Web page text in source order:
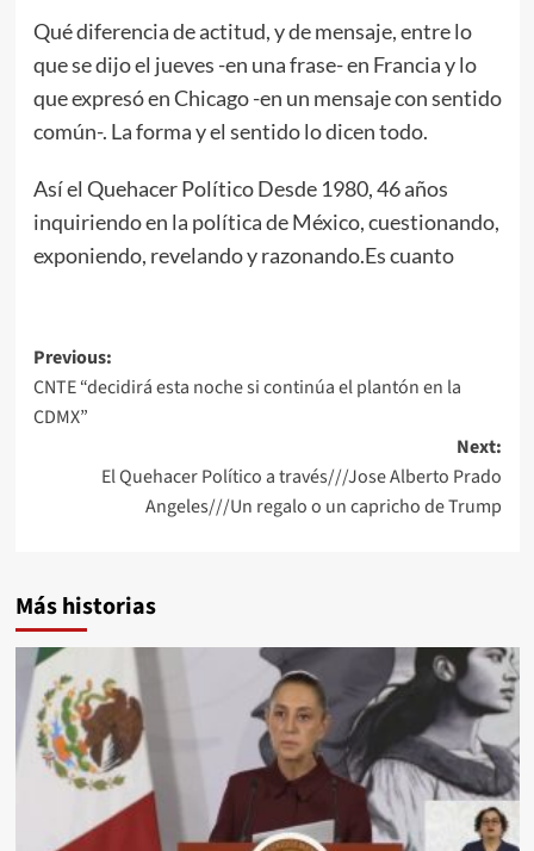
Qué diferencia de actitud, y de mensaje, entre lo
que se dijo el jueves -en una frase- en Francia y lo
que expresó en Chicago -en un mensaje con sentido
común-. La forma y el sentido lo dicen todo.
Así el Quehacer Político Desde 1980, 46 años
inquiriendo en la política de México, cuestionando,
exponiendo, revelando y razonando.Es cuanto
Post
navigation
Previous:
CNTE “decidirá esta noche si continúa el plantón en la
CDMX”
Next:
El Quehacer Político a través///Jose Alberto Prado
Angeles///Un regalo o un capricho de Trump
Más historias